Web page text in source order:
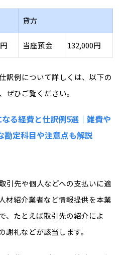
貸方
当座預金 132,000円
訳例について詳しくは、以下の
ぜひご覧ください。
る経費と仕訳例5選｜雑費や
勘定科目や注意点も解説
引先や個人などへの支払いに適
材紹介業者など情報提供を本業
、たとえば取引先の紹介によ
謝礼などが該当します。